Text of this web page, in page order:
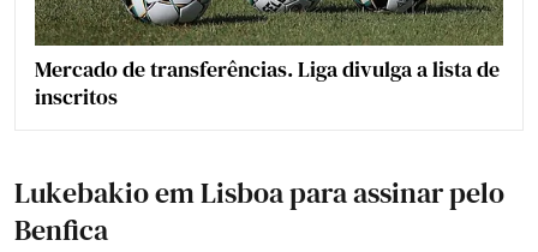
Mercado de transferências. Liga divulga a lista de
inscritos
Lukebakio em Lisboa para assinar pelo
Benfica